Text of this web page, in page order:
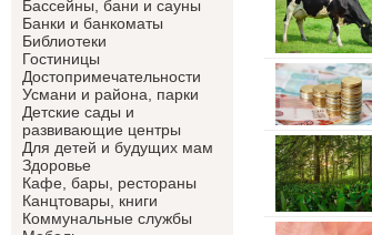
Бассейны, бани и сауны
Банки и банкоматы
Библиотеки
Гостиницы
Достопримечательности
Усмани и района, парки
Детские сады и
развивающие центры
Для детей и будущих мам
Здоровье
Кафе, бары, рестораны
Канцтовары, книги
Коммунальные службы